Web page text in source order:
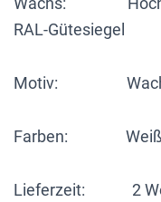
RAL-Gütesiegel
Motiv:
Farben: Weiß/
Lieferzeit: 2